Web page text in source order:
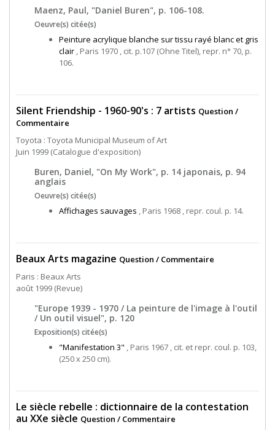
Maenz, Paul, "Daniel Buren", p. 106-108.
Oeuvre(s) citée(s)
Peinture acrylique blanche sur tissu rayé blanc et gris
clair , Paris 1970 , cit. p.107 (Ohne Titel), repr. n° 70, p.
106.
Silent Friendship - 1960-90's : 7 artists Question /
Commentaire
Toyota : Toyota Municipal Museum of Art
Juin 1999 (Catalogue d'exposition)
Buren, Daniel, "On My Work", p. 14 japonais, p. 94
anglais
Oeuvre(s) citée(s)
Affichages sauvages , Paris 1968 , repr. coul. p. 14.
Beaux Arts magazine Question / Commentaire
Paris : Beaux Arts
août 1999 (Revue)
"Europe 1939 - 1970 / La peinture de l'image à l'outil
/ Un outil visuel", p. 120
Exposition(s) citée(s)
"Manifestation 3" , Paris 1967 , cit. et repr. coul. p. 103,
(250 x 250 cm).
Le siècle rebelle : dictionnaire de la contestation
au XXe siècle Question / Commentaire